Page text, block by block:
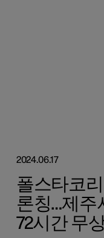
2024.06.17
폴스타코
론칭…제주
72시간 무